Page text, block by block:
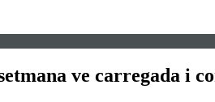
ve carregada i